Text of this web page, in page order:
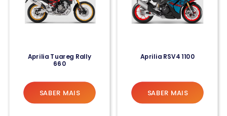
Aprilia Tuareg Rally
660
SABER MAIS
Aprilia RSV4 1100
SABER MAIS